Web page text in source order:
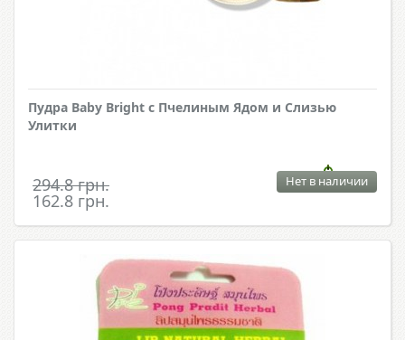
Пудра Baby Bright с Пчелиным Ядом и Слизью
Улитки
294.8 грн.
162.8 грн.
Нет в наличии